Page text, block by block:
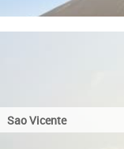
Sao Vicente